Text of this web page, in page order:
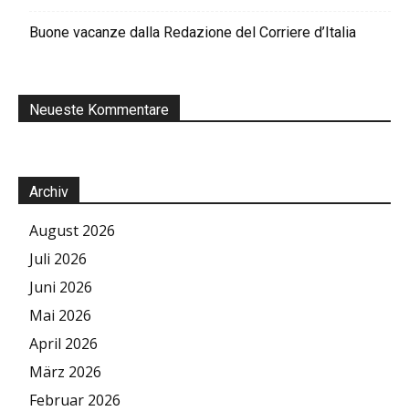
Buone vacanze dalla Redazione del Corriere d’Italia
Neueste Kommentare
Archiv
August 2026
Juli 2026
Juni 2026
Mai 2026
April 2026
März 2026
Februar 2026